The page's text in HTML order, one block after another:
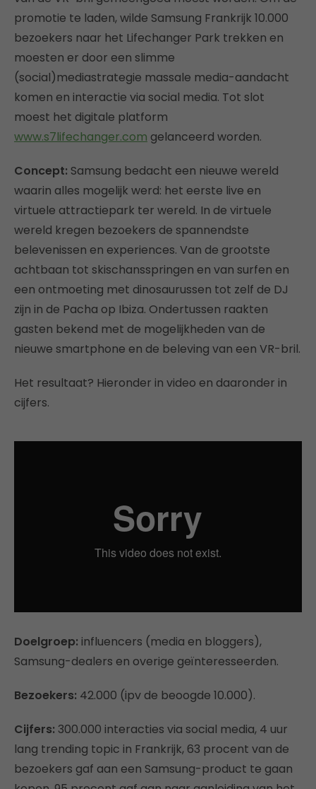
promotie te laden, wilde Samsung Frankrijk 10.000
bezoekers naar het Lifechanger Park trekken en
moesten er door een slimme
(social)mediastrategie massale media-aandacht
komen en interactie via social media. Tot slot
moest het digitale platform
www.s7lifechanger.com gelanceerd worden.
Concept: Samsung bedacht een nieuwe wereld
waarin alles mogelijk werd: het eerste live en
virtuele attractiepark ter wereld. In de virtuele
wereld kregen bezoekers de spannendste
belevenissen en experiences. Van de grootste
achtbaan tot skischansspringen en van surfen en
een ontmoeting met dinosaurussen tot zelf de DJ
zijn in de Pacha op Ibiza. Ondertussen raakten
gasten bekend met de mogelijkheden van de
nieuwe smartphone en de beleving van een VR-bril.
Het resultaat? Hieronder in video en daaronder in
cijfers.
Doelgroep: influencers (media en bloggers),
Samsung-dealers en overige geïnteresseerden.
Bezoekers: 42.000 (ipv de beoogde 10.000).
Cijfers: 300.000 interacties via social media, 4 uur
lang trending topic in Frankrijk, 63 procent van de
bezoekers gaf aan een Samsung-product te gaan